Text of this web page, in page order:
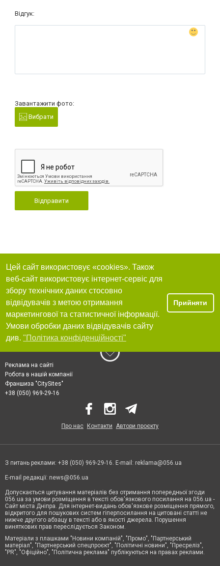
Відгук:
Завантажити фото:
Вибрати
Відправити
Цей сайт використовує «cookies». Також
веб-сайт використовує інтернет-сервіс для
збору технічних даних стосовно
відвідувачів з метою отримання
маркетингової та статистичної інформації.
Умови обробки даних відвідувачів сайту
див. "Політика конфіденційності"
Прийняти
Реклама на сайті
Робота в нашій компанії
Франшиза "CitySites"
+38 (050) 969-29-16
Про нас Контакти Автори проєкту
З питань реклами: +38 (050) 969-29-16. E-mail: reklama@056.ua
E-mail редакції: news@056.ua
Допускається цитування матеріалів без отримання попередньої згоди
056.ua за умови розміщення в тексті обов'язкового посилання на 056.ua -
Сайт міста Дніпра. Для інтернет-видань обов'язкове розміщення прямого,
відкритого для пошукових систем гіперпосилання на цитовані статті не
нижче другого абзацу в тексті або в якості джерела. Порушення
виняткових прав переслідується Законом.
Матеріали з плашками "Новини компаній", "Промо", "Партнерський
матеріал", "Партнерський спецпроєкт", "Політичні новини", "Пресреліз",
"PR", "Офіційно", "Політична реклама" публікуються на правах реклами.